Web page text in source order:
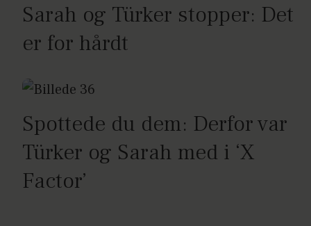
Sarah og Türker stopper: Det
er for hårdt
Spottede du dem: Derfor var
Türker og Sarah med i ‘X
Factor’